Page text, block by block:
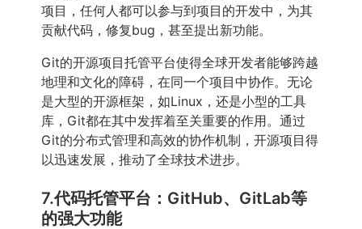
项目，任何人都可以参与到项目的开发中，为其
贡献代码，修复bug，甚至提出新功能。
Git的开源项目托管平台使得全球开发者能够跨越
地理和文化的障碍，在同一个项目中协作。无论
是大型的开源框架，如Linux，还是小型的工具
库，Git都在其中发挥着至关重要的作用。通过
Git的分布式管理和高效的协作机制，开源项目得
以迅速发展，推动了全球技术进步。
7.代码托管平台：GitHub、GitLab等
的强大功能